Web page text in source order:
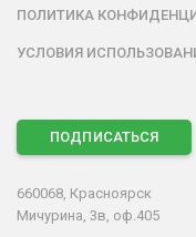
ПОЛИТИКА
УСЛОВИЯ
ПОДПИСАТЬСЯ
660068, Красноярск
Мичурина, 3в, оф.405